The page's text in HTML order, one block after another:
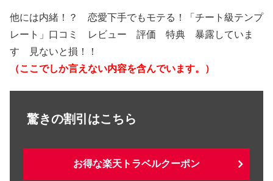
他には内緒！？ 恋愛下手でもモテる！「チート級テンプ
レート」口コミ レビュー 評価 特典 暴露していま
す 見ないと損！！
（ここでしか言えない内容を含んでいます。）
驚きの割引はこちら
お得な楽天トラベルクーポン